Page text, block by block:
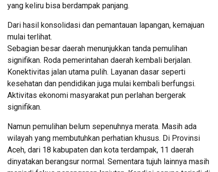
yang keliru bisa berdampak panjang.
Dari hasil konsolidasi dan pemantauan lapangan, kemajuan
mulai terlihat.
Sebagian besar daerah menunjukkan tanda pemulihan
signifikan. Roda pemerintahan daerah kembali berjalan.
Konektivitas jalan utama pulih. Layanan dasar seperti
kesehatan dan pendidikan juga mulai kembali berfungsi.
Aktivitas ekonomi masyarakat pun perlahan bergerak
signifikan.
Namun pemulihan belum sepenuhnya merata. Masih ada
wilayah yang membutuhkan perhatian khusus. Di Provinsi
Aceh, dari 18 kabupaten dan kota terdampak, 11 daerah
dinyatakan berangsur normal. Sementara tujuh lainnya masih